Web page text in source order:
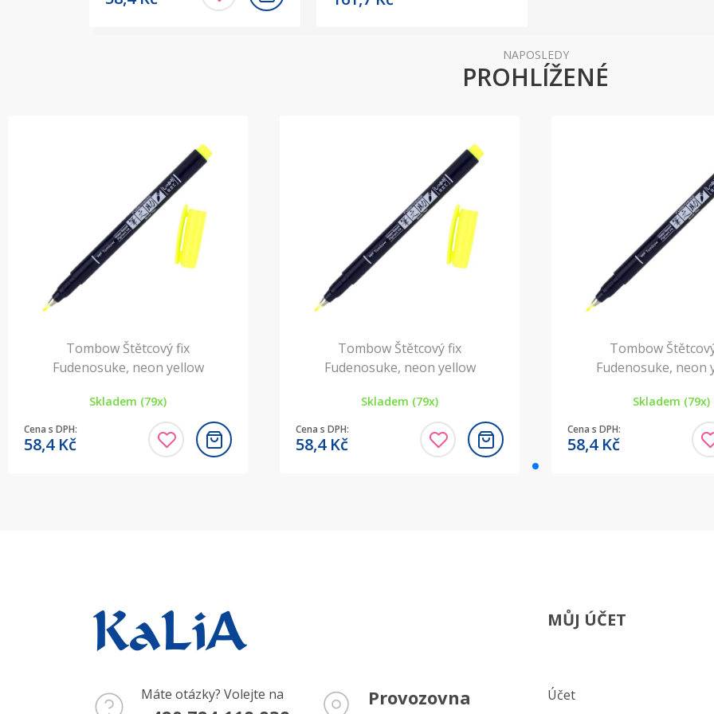
NAPOSLEDY
PROHLÍŽENÉ
Tombow Štětcový fix
Fudenosuke, neon yellow
Skladem (79x)
Cena s DPH:
58,4 Kč
Tombow Štětcový fix
Fudenosuke, neon yellow
Skladem (79x)
Cena s DPH:
58,4 Kč
Tombow
Fudenosuke, neon
Skladem (79x)
Cena s DPH:
58,4 Kč
Máte otázky? Volejte na Provozovna
MŮJ ÚČET
Účet